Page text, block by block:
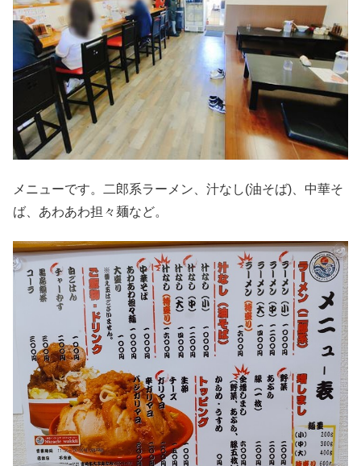
メニューです。二郎系ラーメン、汁なし(油そば)、中華そ
ば、あわあわ担々麺など。